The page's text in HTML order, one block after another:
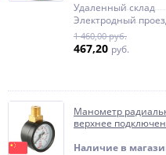
Удаленный склад
Электродный
1 460,00 руб.
467,20 руб.
Манометр
верхнее
Наличие в